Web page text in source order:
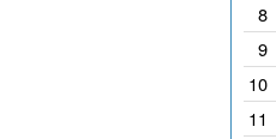
8
9
10
11